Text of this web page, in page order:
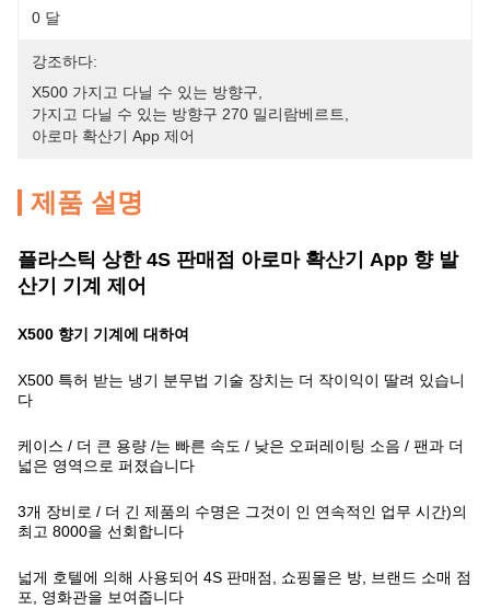
0 달
강조하다:
X500 가지고 다닐 수 있는 방향구
가지고 다닐 수 있는 방향구 270 밀리람베르트
아로마 확산기 App 제어
제품 설명
플라스틱 상한 4S 판매점 아로마 확산기 App 향 발
산기 기계 제어
X500 향기 기계에 대하여
X500 특허 받는 냉기 분무법 기술 장치는 더 작이익이 딸려 있습니
다
케이스 / 더 큰 용량 /는 빠른 속도 / 낮은 오퍼레이팅 소음 / 팬과 더
넓은 영역으로 퍼졌습니다
3개 장비로 / 더 긴 제품의 수명은 그것이 인 연속적인 업무 시간)의
최고 8000을 선회합니다
넓게 호텔에 의해 사용되어 4S 판매점, 쇼핑몰은 방, 브랜드 소매 점
포, 영화관을 보여줍니다